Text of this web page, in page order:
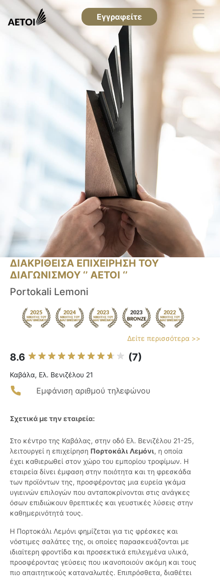
Εγγραφείτε
ΔΙΑΚΡΙΘΕΙΣΑ ΕΠΙΧΕΙΡΗΣΗ ΤΟΥ
ΔΙΑΓΩΝΙΣΜΟΥ ‘’ ΑΕΤΟΙ ‘’
Portokali Lemoni
Δείτε περισσότερα >>
8.6 (7)
Καβάλα, Ελ. Βενιζέλου 21
Εμφάνιση αριθμού τηλεφώνου
Σχετικά με την εταιρεία:
Στο κέντρο της Καβάλας, στην οδό Ελ. Βενιζέλου 21-25,
λειτουργεί η επιχείρηση Πορτοκάλι Λεμόνι, η οποία
έχει καθιερωθεί στον χώρο του εμπορίου τροφίμων. Η
εταιρεία δίνει έμφαση στην ποιότητα και τη φρεσκάδα
των προϊόντων της, προσφέροντας μια ευρεία γκάμα
υγιεινών επιλογών που ανταποκρίνονται στις ανάγκες
όσων επιδιώκουν θρεπτικές και γευστικές λύσεις στην
καθημερινότητά τους.
Η Πορτοκάλι Λεμόνι φημίζεται για τις φρέσκες και
νόστιμες σαλάτες της, οι οποίες παρασκευάζονται με
ιδιαίτερη φροντίδα και προσεκτικά επιλεγμένα υλικά,
προσφέροντας γεύσεις που ικανοποιούν ακόμη και τους
πιο απαιτητικούς καταναλωτές. Επιπρόσθετα, διαθέτει